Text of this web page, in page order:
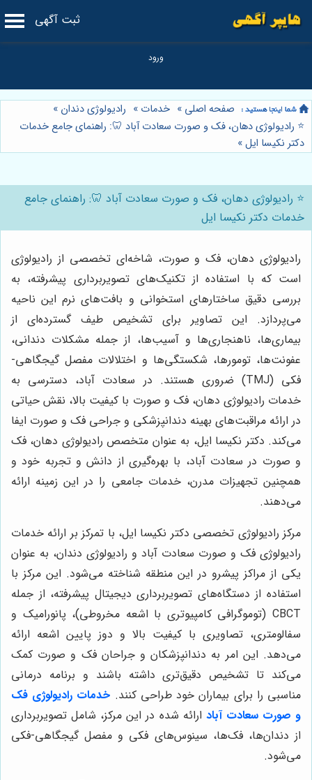
ثبت آگهی
صفحه اصلی » خدمات » رادیولوژی دندان »
⭐️ رادیولوژی دهان، فک و صورت سعادت آباد 🦷: راهنمای جامع خدمات
دکتر نکیسا ایل»
⭐️ رادیولوژی دهان، فک و صورت سعادت آباد 🦷: راهنمای جامع
خدمات دکتر نکیسا ایل
رادیولوژی دهان، فک و صورت، شاخه‌ای تخصصی از رادیولوژی
است که با استفاده از تکنیک‌های تصویربرداری پیشرفته، به
بررسی دقیق ساختارهای استخوانی و بافت‌های نرم این ناحیه
می‌پردازد. این تصاویر برای تشخیص طیف گسترده‌ای از
بیماری‌ها، ناهنجاری‌ها و آسیب‌ها، از جمله مشکلات دندانی،
عفونت‌ها، تومورها، شکستگی‌ها و اختلالات مفصل گیجگاهی-
فکی (TMJ) ضروری هستند. در سعادت آباد، دسترسی به
خدمات رادیولوژی دهان، فک و صورت با کیفیت بالا، نقش حیاتی
در ارائه مراقبت‌های بهینه دندانپزشکی و جراحی فک و صورت ایفا
می‌کند. دکتر نکیسا ایل، به عنوان متخصص رادیولوژی دهان، فک
و صورت در سعادت آباد، با بهره‌گیری از دانش و تجربه خود و
همچنین تجهیزات مدرن، خدمات جامعی را در این زمینه ارائه
می‌دهند.
مرکز رادیولوژی تخصصی دکتر نکیسا ایل، با تمرکز بر ارائه خدمات
رادیولوژی فک و صورت سعادت آباد و رادیولوژی دندان، به عنوان
یکی از مراکز پیشرو در این منطقه شناخته می‌شود. این مرکز با
استفاده از دستگاه‌های تصویربرداری دیجیتال پیشرفته، از جمله
CBCT (توموگرافی کامپیوتری با اشعه مخروطی)، پانورامیک و
سفالومتری، تصاویری با کیفیت بالا و دوز پایین اشعه ارائه
می‌دهد. این امر به دندانپزشکان و جراحان فک و صورت کمک
می‌کند تا تشخیص دقیق‌تری داشته باشند و برنامه درمانی
مناسبی را برای بیماران خود طراحی کنند. خدمات رادیولوژی فک
و صورت سعادت آباد ارائه شده در این مرکز، شامل تصویربرداری
از دندان‌ها، فک‌ها، سینوس‌های فکی و مفصل گیجگاهی-فکی
می‌شود.